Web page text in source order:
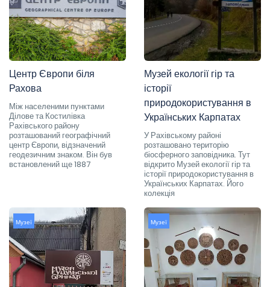
Центр Європи біля
Рахова
Між населеними пунктами
Ділове та Костилівка
Рахівського району
розташований географічний
центр Європи, відзначений
геодезичним знаком. Він був
встановлений ще 1887
Музей екології гір та
історії
природокористування в
Українських Карпатах
У Рахівському районі
розташовано територію
біосферного заповідника. Тут
відкрито Музей екології гір та
історії природокористування в
Українських Карпатах. Його
колекція
Музеї Музеї